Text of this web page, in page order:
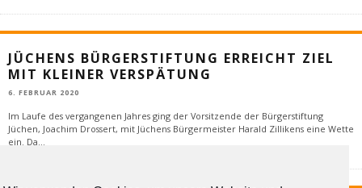
JÜCHENS BÜRGERSTIFTUNG ERREICHT ZIEL
MIT KLEINER VERSPÄTUNG
6. FEBRUAR 2020
Im Laufe des vergangenen Jahres ging der Vorsitzende der Bürgerstiftung
Jüchen, Joachim Drossert, mit Jüchens Bürgermeister Harald Zillikens eine Wette
ein. Da